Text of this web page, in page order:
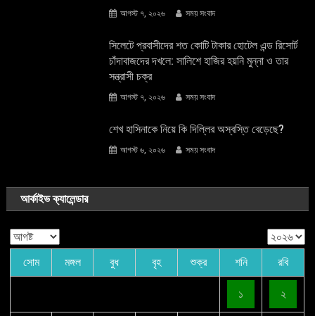
আগস্ট ৭, ২০২৬ সময় সংবাদ
সিলেটে প্রবাসীদের শত কোটি টাকার হোটেল এন্ড রিসোর্ট
চাঁদাবাজদের দখলে: সালিশে হাজির হয়নি মুন্না ও তার
সন্ত্রাসী চক্র
আগস্ট ৭, ২০২৬ সময় সংবাদ
শেখ হাসিনাকে নিয়ে কি দিল্লির অস্বস্তি বেড়েছে?
আগস্ট ৬, ২০২৬ সময় সংবাদ
আর্কাইভ ক্যালেন্ডার
সোম মঙ্গল বুধ বৃহ শুক্র শনি রবি
১ ২